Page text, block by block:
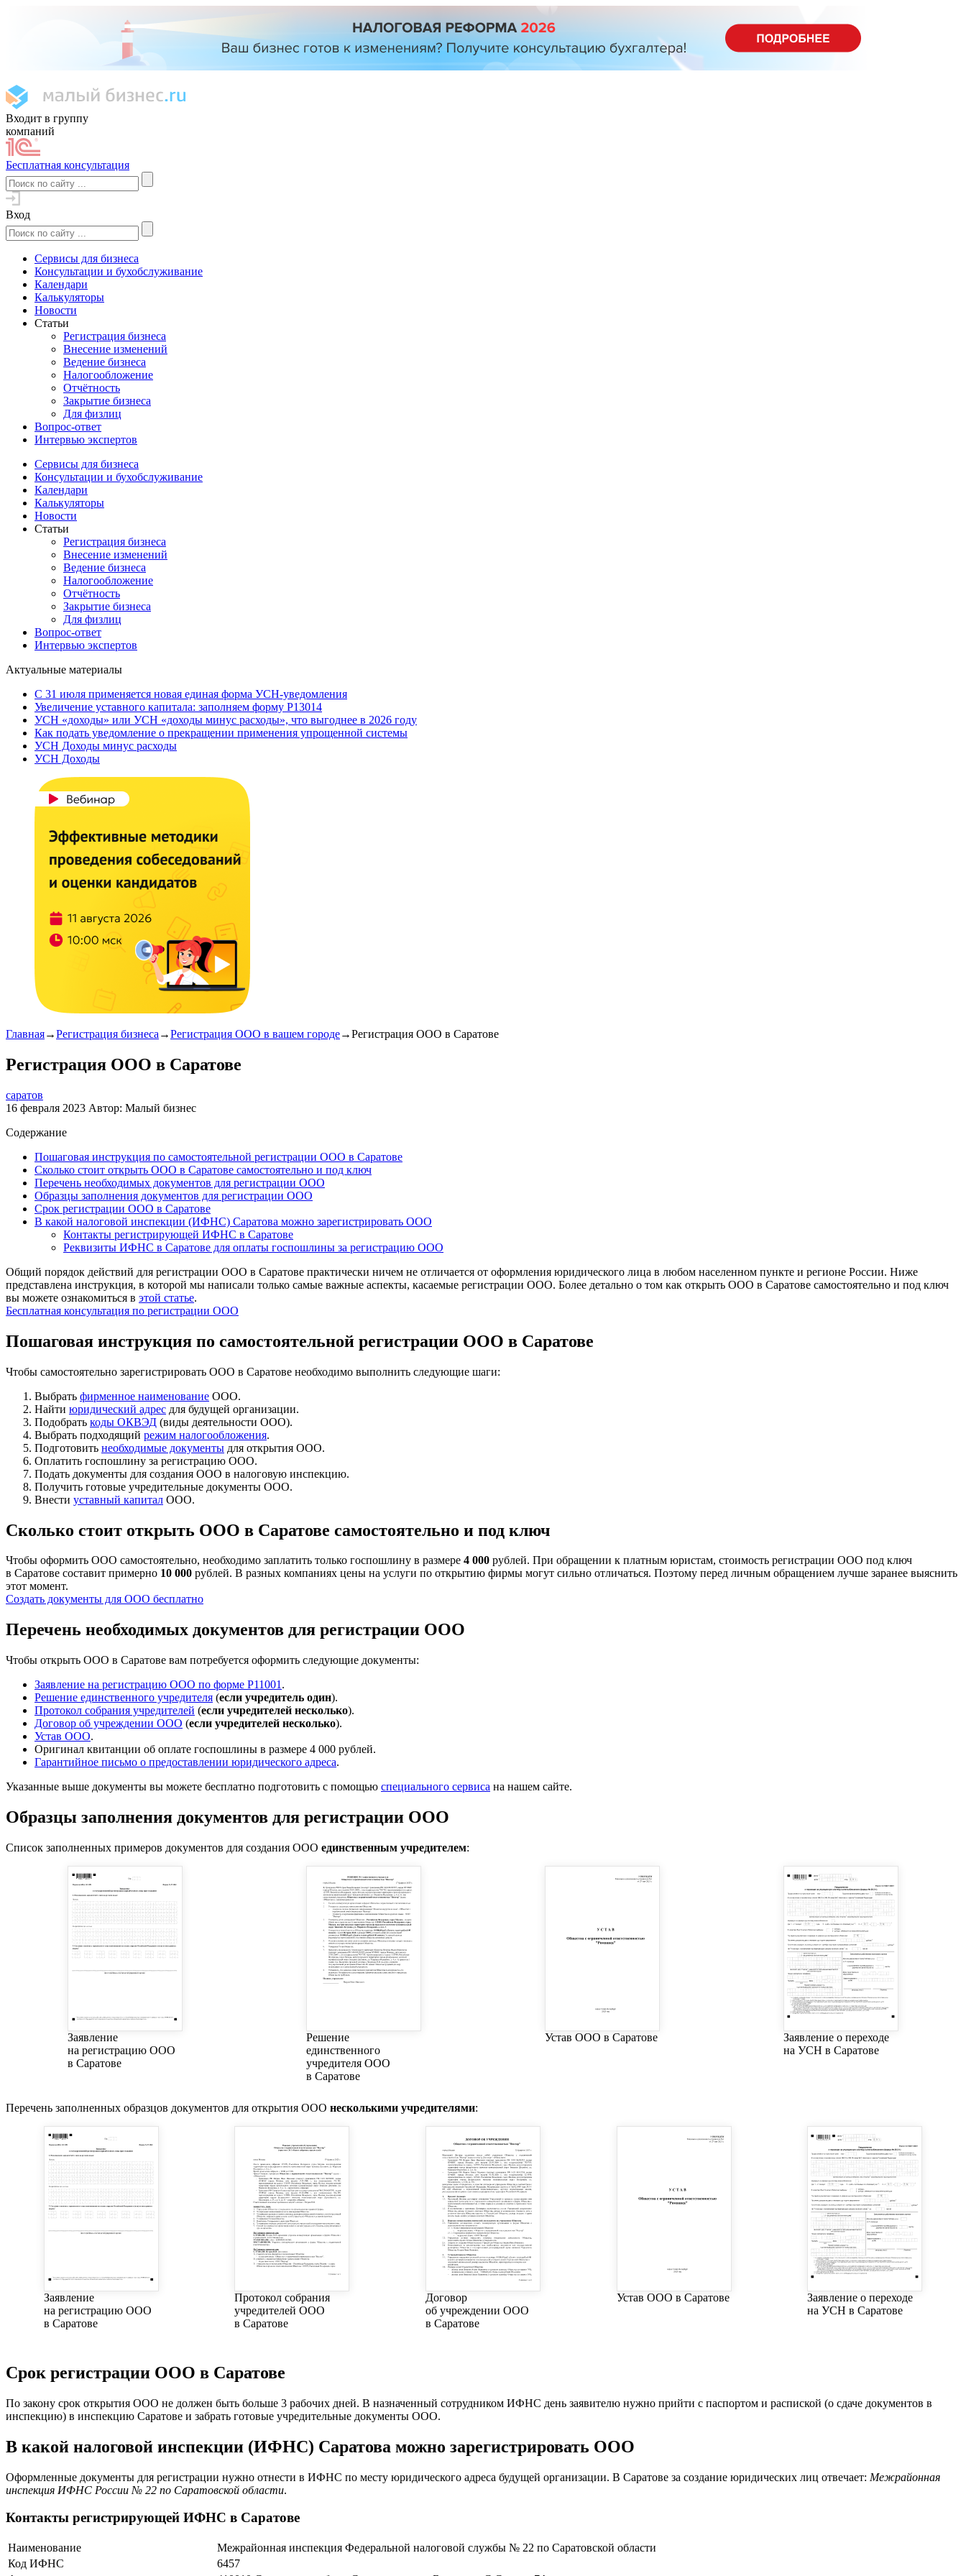
Входит в группу
компаний
Бесплатная консультация
Вход
Сервисы для бизнеса
Консультации и бухобслуживание
Календари
Калькуляторы
Новости
Статьи
Регистрация бизнеса
Внесение изменений
Ведение бизнеса
Налогообложение
Отчётность
Закрытие бизнеса
Для физлиц
Вопрос-ответ
Интервью экспертов
Сервисы для бизнеса
Консультации и бухобслуживание
Календари
Калькуляторы
Новости
Статьи
Регистрация бизнеса
Внесение изменений
Ведение бизнеса
Налогообложение
Отчётность
Закрытие бизнеса
Для физлиц
Вопрос-ответ
Интервью экспертов
Актуальные материалы
С 31 июля применяется новая единая форма УСН-уведомления
Увеличение уставного капитала: заполняем форму Р13014
УСН «доходы» или УСН «доходы минус расходы», что выгоднее в 2026 году
Как подать уведомление о прекращении применения упрощенной системы
УСН Доходы минус расходы
УСН Доходы
Главная→Регистрация бизнеса →Регистрация ООО в вашем городе→Регистрация ООО в Саратове
Регистрация ООО в Саратове
саратов
16 февраля 2023 Автор: Малый бизнес
Содержание
Пошаговая инструкция по самостоятельной регистрации ООО в Саратове
Сколько стоит открыть ООО в Саратове самостоятельно и под ключ
Перечень необходимых документов для регистрации ООО
Образцы заполнения документов для регистрации ООО
Срок регистрации ООО в Саратове
В какой налоговой инспекции (ИФНС) Саратова можно зарегистрировать ООО
Контакты регистрирующей ИФНС в Саратове
Реквизиты ИФНС в Саратове для оплаты госпошлины за регистрацию ООО
Общий порядок действий для регистрации ООО в Саратове практически ничем не отличается от оформления юридического лица в любом населенном пункте и регионе России. Ниже
представлена инструкция, в которой мы написали только самые важные аспекты, касаемые регистрации ООО. Более детально о том как открыть ООО в Саратове самостоятельно и под ключ
вы можете ознакомиться в этой статье.
Бесплатная консультация по регистрации ООО
Пошаговая инструкция по самостоятельной регистрации ООО в Саратове
Чтобы самостоятельно зарегистрировать ООО в Саратове необходимо выполнить следующие шаги:
Выбрать фирменное наименование ООО.
Найти юридический адрес для будущей организации.
Подобрать коды ОКВЭД (виды деятельности ООО).
Выбрать подходящий режим налогообложения.
Подготовить необходимые документы для открытия ООО.
Оплатить госпошлину за регистрацию ООО.
Подать документы для создания ООО в налоговую инспекцию.
Получить готовые учредительные документы ООО.
Внести уставный капитал ООО.
Сколько стоит открыть ООО в Саратове самостоятельно и под ключ
Чтобы оформить ООО самостоятельно, необходимо заплатить только госпошлину в размере 4 000 рублей. При обращении к платным юристам, стоимость регистрации ООО под ключ
в Саратове составит примерно 10 000 рублей. В разных компаниях цены на услуги по открытию фирмы могут сильно отличаться. Поэтому перед личным обращением лучше заранее выяснить
этот момент.
Создать документы для ООО бесплатно
Перечень необходимых документов для регистрации ООО
Чтобы открыть ООО в Саратове вам потребуется оформить следующие документы:
Заявление на регистрацию ООО по форме Р11001 .
Решение единственного учредителя (если учредитель один).
Протокол собрания учредителей (если учредителей несколько).
Договор об учреждении ООО (если учредителей несколько).
Устав ООО.
Оригинал квитанции об оплате госпошлины в размере 4 000 рублей.
Гарантийное письмо о предоставлении юридического адреса.
Указанные выше документы вы можете бесплатно подготовить с помощью специального сервиса на нашем сайте.
Образцы заполнения документов для регистрации ООО
Список заполненных примеров документов для создания ООО единственным учредителем:
Заявление
на регистрацию ООО
в Саратове
Решение
единственного
учредителя ООО
в Саратове
Устав ООО в Саратове
Заявление о переходе
на УСН в Саратове
Перечень заполненных образцов документов для открытия ООО несколькими учредителями:
Заявление
на регистрацию ООО
в Саратове
Протокол собрания
учредителей ООО
в Саратове
Договор
об учреждении ООО
в Саратове
Устав ООО в Саратове
Заявление о переходе
на УСН в Саратове
Срок регистрации ООО в Саратове
По закону срок открытия ООО не должен быть больше 3 рабочих дней. В назначенный сотрудником ИФНС день заявителю нужно прийти с паспортом и распиской (о сдаче документов в
инспекцию) в инспекцию Саратове и забрать готовые учредительные документы ООО.
В какой налоговой инспекции (ИФНС) Саратова можно зарегистрировать ООО
Оформленные документы для регистрации нужно отнести в ИФНС по месту юридического адреса будущей организации. В Саратове за создание юридических лиц отвечает: Межрайонная
инспекция ИФНС России № 22 по Саратовской области.
Контакты регистрирующей ИФНС в Саратове
Наименование
Межрайонная инспекция Федеральной налоговой службы № 22 по Саратовской области
Код ИФНС
6457